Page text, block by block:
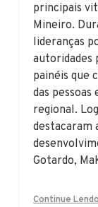
principais
Mineiro.
lideranças
autoridades
painéis que
das
regional.
destacaram
Gotardo,
Continue